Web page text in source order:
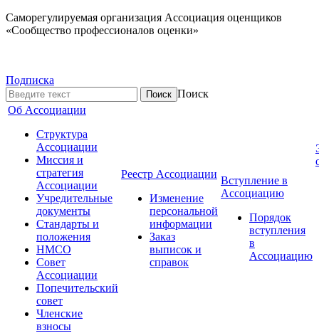
Саморегулируемая организация Ассоциация оценщиков
«Сообщество профессионалов оценки»
Подписка
Поиск
Об Ассоциации
Структура
Ассоциации
Миссия и
стратегия
Ассоциации
Учредительные
документы
Стандарты и
положения
НМСО
Совет
Ассоциации
Попечительский
совет
Членские
взносы
Реестр Ассоциации
Изменение
персональной
информации
Заказ
выписок и
справок
Вступление в
Ассоциацию
Порядок
вступления
в
Ассоциацию